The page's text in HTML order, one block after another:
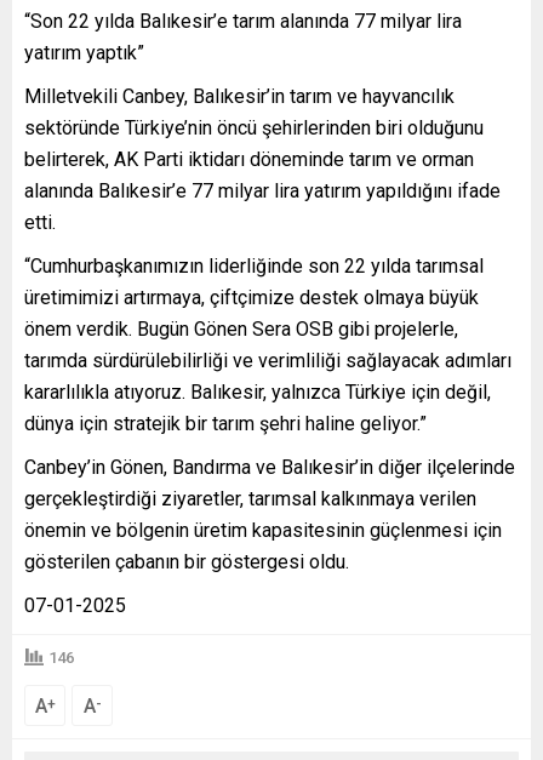
“Son 22 yılda Balıkesir’e tarım alanında 77 milyar lira
yatırım yaptık”
Milletvekili Canbey, Balıkesir’in tarım ve hayvancılık
sektöründe Türkiye’nin öncü şehirlerinden biri olduğunu
belirterek, AK Parti iktidarı döneminde tarım ve orman
alanında Balıkesir’e 77 milyar lira yatırım yapıldığını ifade
etti.
“Cumhurbaşkanımızın liderliğinde son 22 yılda tarımsal
üretimimizi artırmaya, çiftçimize destek olmaya büyük
önem verdik. Bugün Gönen Sera OSB gibi projelerle,
tarımda sürdürülebilirliği ve verimliliği sağlayacak adımları
kararlılıkla atıyoruz. Balıkesir, yalnızca Türkiye için değil,
dünya için stratejik bir tarım şehri haline geliyor.”
Canbey’in Gönen, Bandırma ve Balıkesir’in diğer ilçelerinde
gerçekleştirdiği ziyaretler, tarımsal kalkınmaya verilen
önemin ve bölgenin üretim kapasitesinin güçlenmesi için
gösterilen çabanın bir göstergesi oldu.
07-01-2025
146
A+ A-